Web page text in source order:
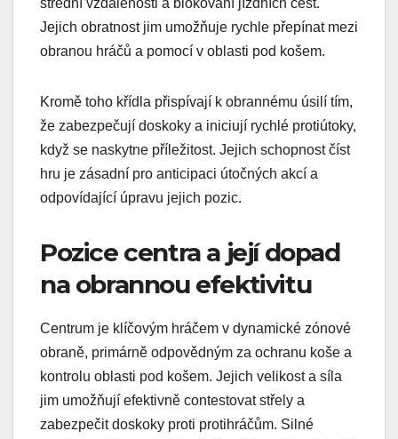
Jejich obratnost jim umožňuje rychle přepínat mezi
obranou hráčů a pomocí v oblasti pod košem.
Kromě toho křídla přispívají k obrannému úsilí tím,
že zabezpečují doskoky a iniciují rychlé protiútoky,
když se naskytne příležitost. Jejich schopnost číst
hru je zásadní pro anticipaci útočných akcí a
odpovídající úpravu jejich pozic.
Pozice centra a její dopad
na obrannou efektivitu
Centrum je klíčovým hráčem v dynamické zónové
obraně, primárně odpovědným za ochranu koše a
kontrolu oblasti pod košem. Jejich velikost a síla
jim umožňují efektivně contestovat střely a
zabezpečit doskoky proti protihráčům. Silné